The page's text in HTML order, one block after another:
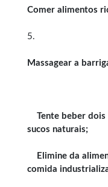
Comer alimentos
5.
Massagear a
Tente beber dois
sucos naturais;
Elimine da
comida